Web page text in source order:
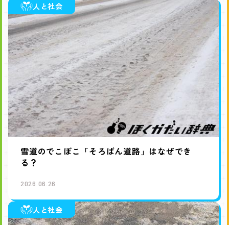
人と社会
雪道のでこぼこ「そろばん道路」はなぜでき
る？
2026.06.26
人と社会